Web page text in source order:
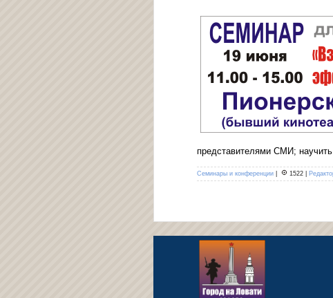
представителями СМИ;
Семинары и конференции 1522